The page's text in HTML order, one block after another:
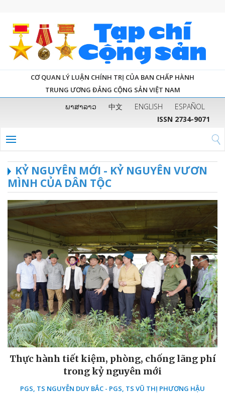
CƠ QUAN LÝ LUẬN CHÍNH TRỊ CỦA BAN CHẤP HÀNH
TRUNG ƯƠNG ĐẢNG CỘNG SẢN VIỆT NAM
ພາສາລາວ 中文 ENGLISH
ESPAÑOL
ISSN 2734-9071
KỶ NGUYÊN MỚI - KỶ NGUYÊN VƯƠN
MÌNH CỦA DÂN TỘC
Thực hành tiết kiệm, phòng, chống lãng phí
trong kỷ nguyên mới
PGS, TS NGUYỄN DUY BẮC - PGS, TS VŨ THỊ PHƯƠNG HẬU